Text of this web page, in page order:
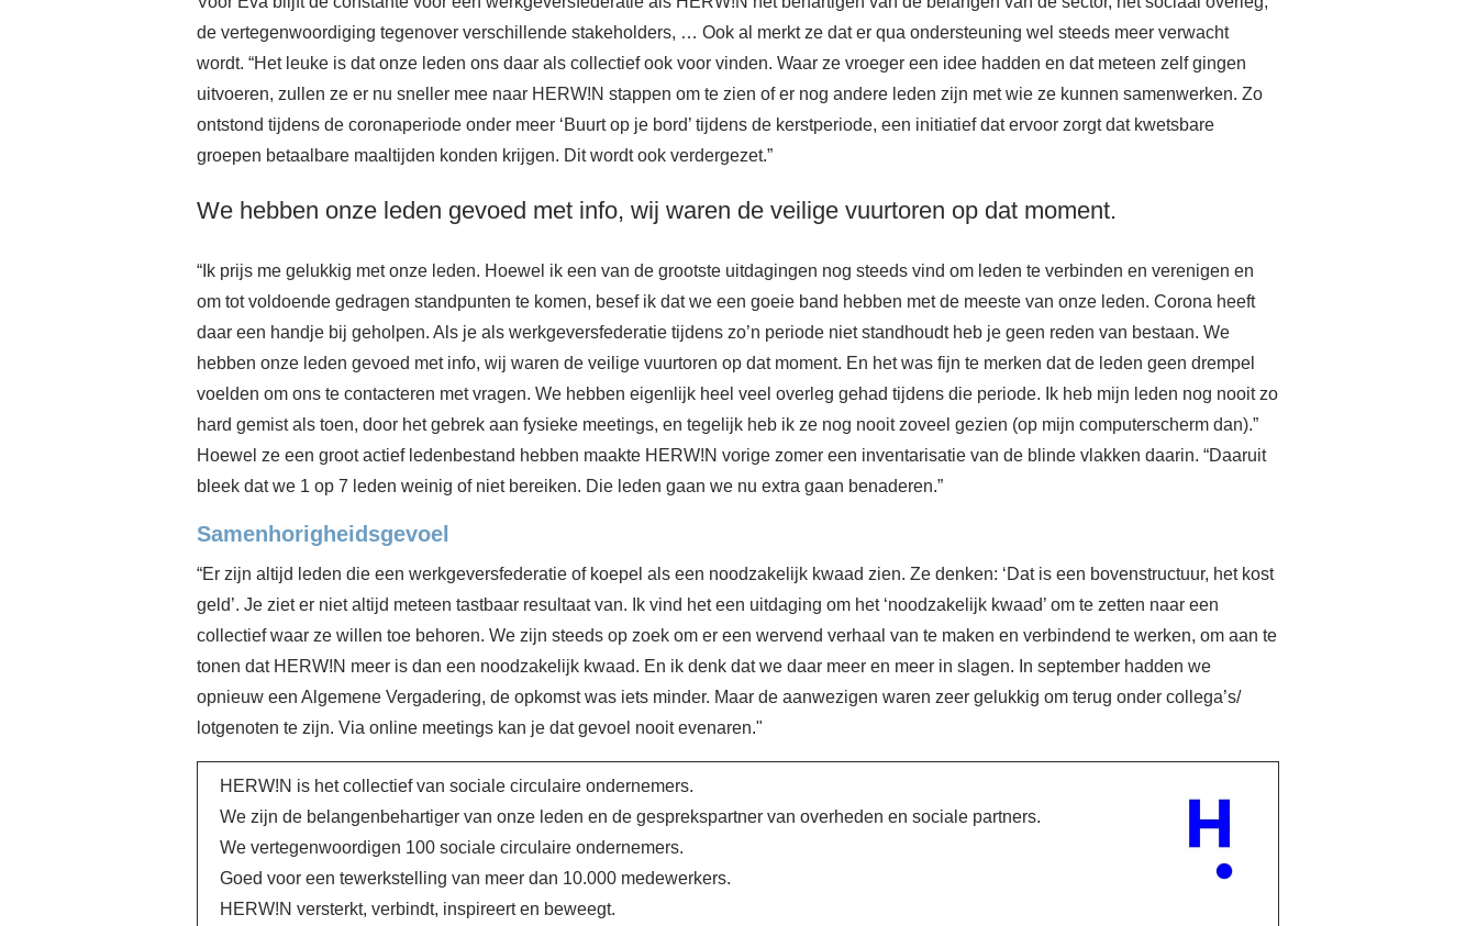
de vertegenwoordiging tegenover verschillende stakeholders, … Ook al merkt ze dat er qua ondersteuning wel steeds meer verwacht
wordt. “Het leuke is dat onze leden ons daar als collectief ook voor vinden. Waar ze vroeger een idee hadden en dat meteen zelf gingen
uitvoeren, zullen ze er nu sneller mee naar HERW!N stappen om te zien of er nog andere leden zijn met wie ze kunnen samenwerken. Zo
ontstond tijdens de coronaperiode onder meer ‘Buurt op je bord’ tijdens de kerstperiode, een initiatief dat ervoor zorgt dat kwetsbare
groepen betaalbare maaltijden konden krijgen. Dit wordt ook verdergezet.”
We hebben onze leden gevoed met info, wij waren de veilige vuurtoren op dat moment.
“Ik prijs me gelukkig met onze leden. Hoewel ik een van de grootste uitdagingen nog steeds vind om leden te verbinden en verenigen en
om tot voldoende gedragen standpunten te komen, besef ik dat we een goeie band hebben met de meeste van onze leden. Corona heeft
daar een handje bij geholpen. Als je als werkgeversfederatie tijdens zo’n periode niet standhoudt heb je geen reden van bestaan. We
hebben onze leden gevoed met info, wij waren de veilige vuurtoren op dat moment. En het was fijn te merken dat de leden geen drempel
voelden om ons te contacteren met vragen. We hebben eigenlijk heel veel overleg gehad tijdens die periode. Ik heb mijn leden nog nooit zo
hard gemist als toen, door het gebrek aan fysieke meetings, en tegelijk heb ik ze nog nooit zoveel gezien (op mijn computerscherm dan).”
Hoewel ze een groot actief ledenbestand hebben maakte HERW!N vorige zomer een inventarisatie van de blinde vlakken daarin. “Daaruit
bleek dat we 1 op 7 leden weinig of niet bereiken. Die leden gaan we nu extra gaan benaderen.”
Samenhorigheidsgevoel
“Er zijn altijd leden die een werkgeversfederatie of koepel als een noodzakelijk kwaad zien. Ze denken: ‘Dat is een bovenstructuur, het kost
geld’. Je ziet er niet altijd meteen tastbaar resultaat van. Ik vind het een uitdaging om het ‘noodzakelijk kwaad’ om te zetten naar een
collectief waar ze willen toe behoren. We zijn steeds op zoek om er een wervend verhaal van te maken en verbindend te werken, om aan te
tonen dat HERW!N meer is dan een noodzakelijk kwaad. En ik denk dat we daar meer en meer in slagen. In september hadden we
opnieuw een Algemene Vergadering, de opkomst was iets minder. Maar de aanwezigen waren zeer gelukkig om terug onder collega’s/
lotgenoten te zijn. Via online meetings kan je dat gevoel nooit evenaren."
HERW!N is het collectief van sociale circulaire ondernemers.
We zijn de belangenbehartiger van onze leden en de gesprekspartner van overheden en sociale partners.
We vertegenwoordigen 100 sociale circulaire ondernemers.
Goed voor een tewerkstelling van meer dan 10.000 medewerkers.
HERW!N versterkt, verbindt, inspireert en beweegt.